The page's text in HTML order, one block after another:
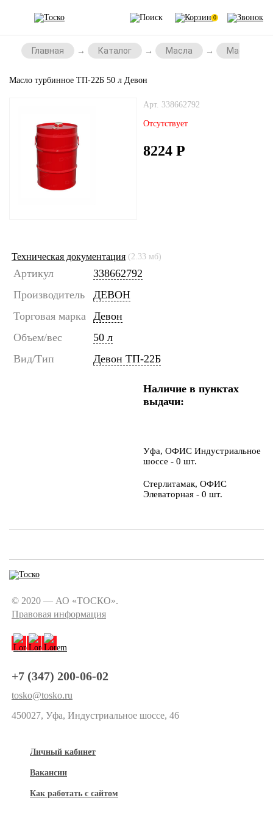
0
Главная Каталог Масла Масла для
Масло турбинное ТП-22Б 50 л Девон
Арт. 338662792
Отсутствует
8224 Р
Техническая документация (2.33 мб)
Артикул
338662792
Производитель
ДЕВОН
Торговая марка
Девон
Объем/вес
50 л
Вид/Тип
Девон ТП-22Б
Наличие в пунктах
выдачи:
Уфа, ОФИС Индустриальное
шоссе - 0 шт.
Стерлитамак, ОФИС
Элеваторная - 0 шт.
© 2020 — АО «ТОСКО».
Правовая информация
+7 (347) 200-06-02
tosko@tosko.ru
450027, Уфа, Индустриальное шоссе, 46
Личный кабинет
Вакансии
Как работать с сайтом